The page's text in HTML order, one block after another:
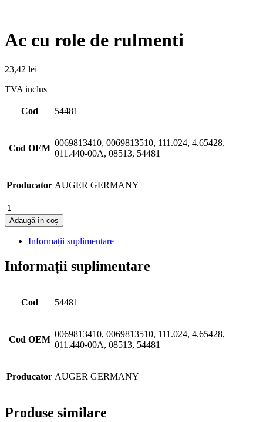
Ac cu role de rulmenti
23,42 lei
TVA inclus
Cod 54481
Cod OEM
0069813410, 0069813510, 111.024, 4.65428,
011.440-00A, 08513, 54481
Producator AUGER GERMANY
Cantitate
Adaugă în coș
Informații suplimentare
Informații suplimentare
Cod 54481
Cod OEM
0069813410, 0069813510, 111.024, 4.65428,
011.440-00A, 08513, 54481
Producator AUGER GERMANY
Produse similare